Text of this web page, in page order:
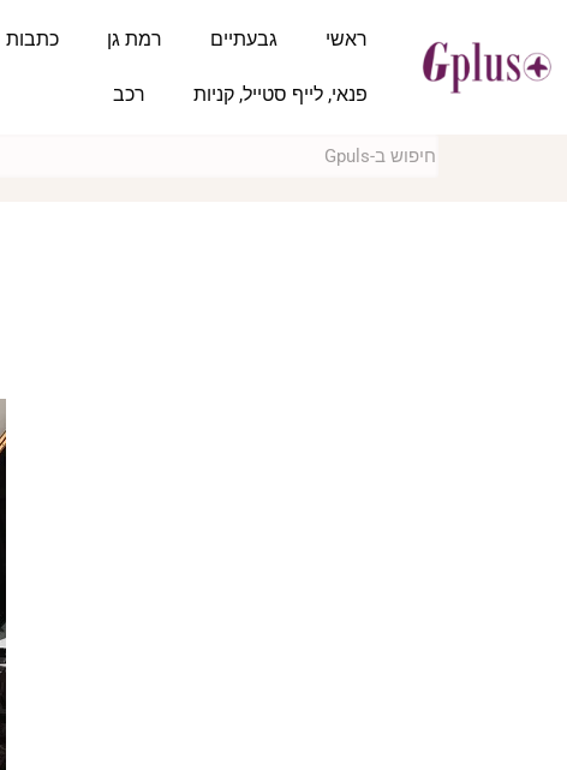
ראשי גבעתיים רמת גן כתבות
פנאי, לייף סטייל, קניות רכב